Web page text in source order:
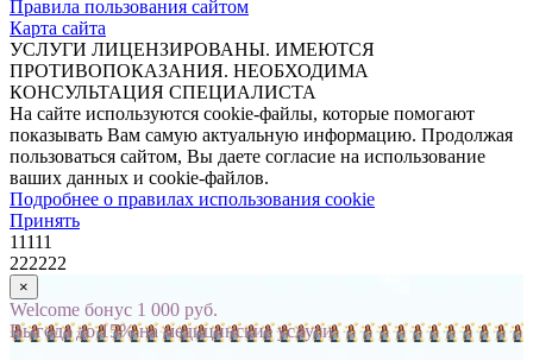
Правила пользования сайтом
Карта сайта
УСЛУГИ ЛИЦЕНЗИРОВАНЫ. ИМЕЮТСЯ
ПРОТИВОПОКАЗАНИЯ. НЕОБХОДИМА
КОНСУЛЬТАЦИЯ СПЕЦИАЛИСТА
На сайте используются cookie-файлы, которые помогают
показывать Вам самую актуальную информацию. Продолжая
пользоваться сайтом, Вы даете согласие на использование
ваших данных и cookie-файлов.
Подробнее о правилах использования cookie
Принять
11111
222222
×
Welcome бонус 1 000 руб.
Выгода до 15% на медицинские услуги